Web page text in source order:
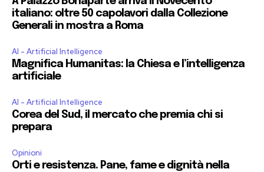
italiano: oltre 50 capolavori dalla Collezione
Generali in mostra a Roma
AI - Artificial Intelligence
Magnifica Humanitas: la Chiesa e l’intelligenza
artificiale
AI - Artificial Intelligence
Corea del Sud, il mercato che premia chi si
prepara
Opinioni
Orti e resistenza. Pane, fame e dignità nella